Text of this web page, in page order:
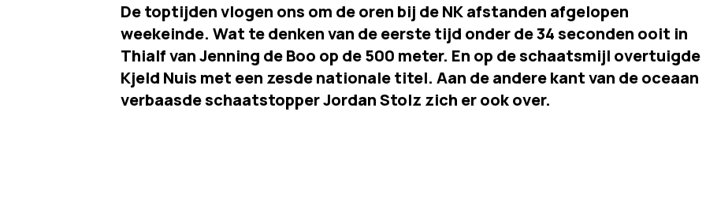
De toptijden vlogen ons om de oren bij de NK afstanden afgelopen
weekeinde. Wat te denken van de eerste tijd onder de 34 seconden ooit in
Thialf van Jenning de Boo op de 500 meter. En op de schaatsmijl overtuigde
Kjeld Nuis met een zesde nationale titel. Aan de andere kant van de oceaan
verbaasde schaatstopper Jordan Stolz zich er ook over.